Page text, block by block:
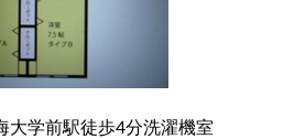
大学前駅徒歩4分洗濯機室